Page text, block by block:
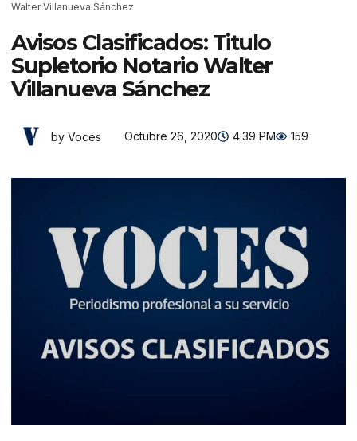
Walter Villanueva Sánchez
Avisos Clasificados: Titulo
Supletorio Notario Walter
Villanueva Sánchez
by Voces Octubre 26, 2020 4:39 PM 159